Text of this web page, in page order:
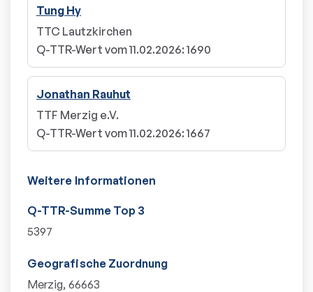
Tung Hy
TTC Lautzkirchen
Q-TTR-Wert vom 11.02.2026: 1690
Jonathan Rauhut
TTF Merzig e.V.
Q-TTR-Wert vom 11.02.2026: 1667
Weitere Informationen
Q-TTR-Summe Top 3
5397
Geografische Zuordnung
Merzig, 66663